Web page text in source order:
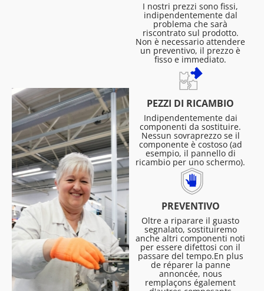
I nostri prezzi sono fissi,
indipendentemente dal
problema che sarà
riscontrato sul prodotto.
Non è necessario attendere
un preventivo, il prezzo è
fisso e immediato.
PEZZI DI RICAMBIO
Indipendentemente dai
componenti da sostituire.
Nessun sovraprezzo se il
componente è costoso (ad
esempio, il pannello di
ricambio per uno schermo).
PREVENTIVO
Oltre a riparare il guasto
segnalato, sostituiremo
anche altri componenti noti
per essere difettosi con il
passare del tempo.En plus
de réparer la panne
annoncée, nous
remplaçons également